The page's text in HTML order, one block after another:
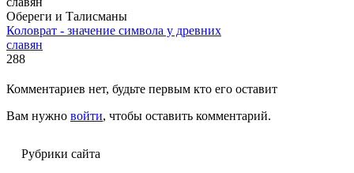
Обереги и Талисманы
Коловрат - значение символа у древних
славян
288
Комментариев нет, будьте первым кто его оставит
Вам нужно войти, чтобы оставить комментарий.
Рубрики сайта